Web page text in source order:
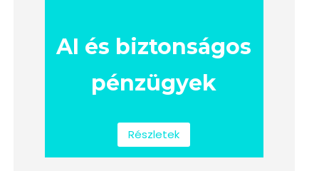
AI és biztonságos
pénzügyek
Részletek